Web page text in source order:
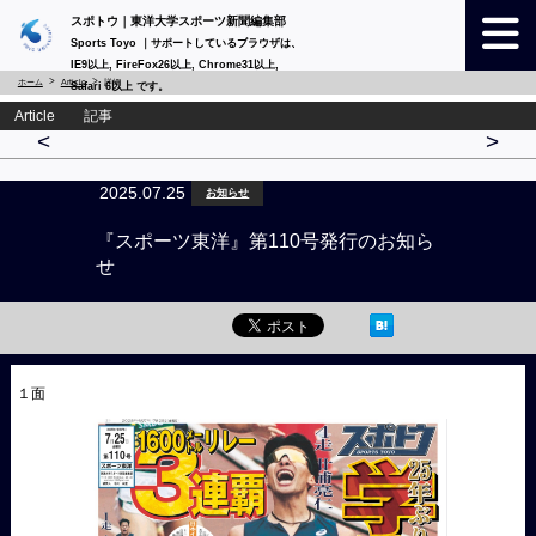
スポトウ｜東洋大学スポーツ新聞編集部
Sports Toyo ｜サポートしているブラウザは、
IE9以上, FireFox26以上, Chrome31以上,
Safari 6以上 です。
ホーム Article 詳細
Article 記事
< >
2025.07.25 お知らせ
『スポーツ東洋』第110号発行のお知ら
せ
１面